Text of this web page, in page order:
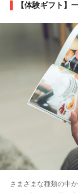
【体験ギフト】
さまざまな種類の中